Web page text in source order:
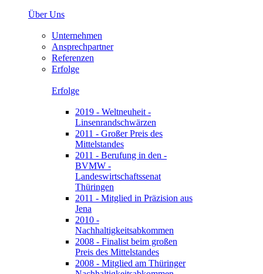
Über Uns
Unternehmen
Ansprechpartner
Referenzen
Erfolge
Erfolge
2019 - Weltneuheit -
Linsenrandschwärzen
2011 - Großer Preis des
Mittelstandes
2011 - Berufung in den -
BVMW -
Landeswirtschaftssenat
Thüringen
2011 - Mitglied in Präzision aus
Jena
2010 -
Nachhaltigkeitsabkommen
2008 - Finalist beim großen
Preis des Mittelstandes
2008 - Mitglied am Thüringer